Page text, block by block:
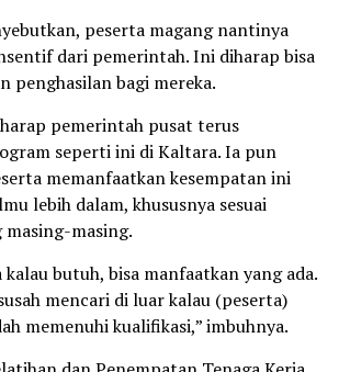
peserta magang nantinya
dari pemerintah. Ini diharap bisa
penghasilan bagi mereka.
pemerintah pusat terus
seperti ini di Kaltara. Ia pun
memanfaatkan kesempatan ini
lebih dalam, khususnya sesuai
masing-masing.
kalau butuh, bisa manfaatkan yang ada.
mencari di luar kalau (peserta)
memenuhi kualifikasi,” imbuhnya.